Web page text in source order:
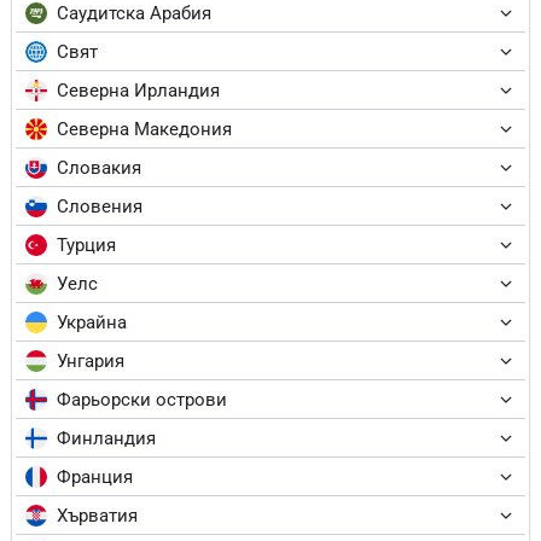
Саудитска Арабия
Свят
Северна Ирландия
Северна Македония
Словакия
Словения
Турция
Уелс
Украйна
Унгария
Фарьорски острови
Финландия
Франция
Хърватия